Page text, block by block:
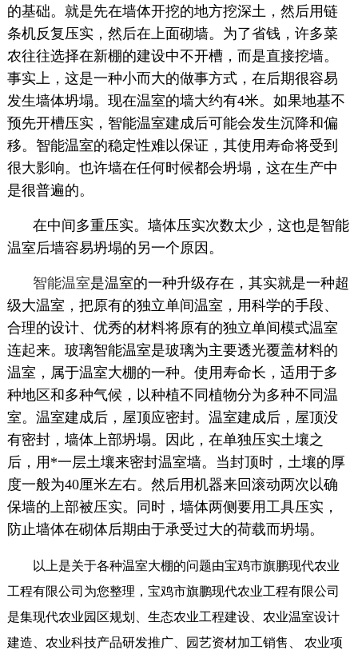
的基础。就是先在墙体开挖的地方挖深土，然后用链
条机反复压实，然后在上面砌墙。为了省钱，许多菜
农往往选择在新棚的建设中不开槽，而是直接挖墙。
事实上，这是一种小而大的做事方式，在后期很容易
发生墙体坍塌。现在温室的墙大约有4米。如果地基不
预先开槽压实，智能温室建成后可能会发生沉降和偏
移。智能温室的稳定性难以保证，其使用寿命将受到
很大影响。也许墙在任何时候都会坍塌，这在生产中
是很普遍的。
在中间多重压实。墙体压实次数太少，这也是智能
温室后墙容易坍塌的另一个原因。
智能温室是温室的一种升级存在，其实就是一种超
级大温室，把原有的独立单间温室，用科学的手段、
合理的设计、优秀的材料将原有的独立单间模式温室
连起来。玻璃智能温室是玻璃为主要透光覆盖材料的
温室，属于温室大棚的一种。使用寿命长，适用于多
种地区和多种气候，以种植不同植物分为多种不同温
室。温室建成后，屋顶应密封。温室建成后，屋顶没
有密封，墙体上部坍塌。因此，在单独压实土壤之
后，用*一层土壤来密封温室墙。当封顶时，土壤的厚
度一般为40厘米左右。然后用机器来回滚动两次以确
保墙的上部被压实。同时，墙体两侧要用工具压实，
防止墙体在砌体后期由于承受过大的荷载而坍塌。
以上是关于各种温室大棚的问题由宝鸡市旗鹏现代农业
工程有限公司为您整理，宝鸡市旗鹏现代农业工程有限公司
是集现代农业园区规划、生态农业工程建设、农业温室设计
建造、农业科技产品研发推广、园艺资材加工销售、 农业项